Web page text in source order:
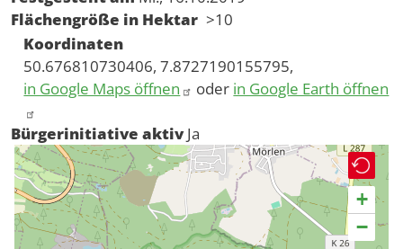
Flächengröße in Hektar >10
Koordinaten
50.676810730406, 7.8727190155795,
in Google Maps öffnen
oder in Google Earth öffnen
Bürgerinitiative aktiv Ja
+
−